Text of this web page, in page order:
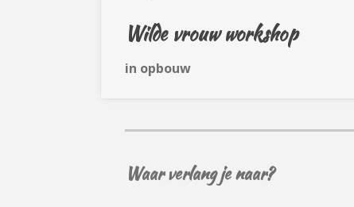
Wilde vrouw workshop
in opbouw
Waar verlang je naar?